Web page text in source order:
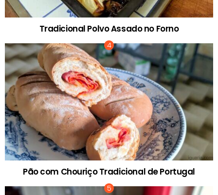
Tradicional Polvo Assado no Forno
Pão com Chouriço Tradicional de Portugal